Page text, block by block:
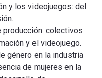
y los videojuegos: del
colectivos
y el videojuego.
género en la industria
de mujeres en la